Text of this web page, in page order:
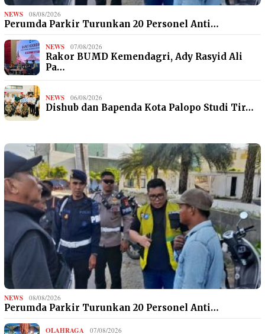
NEWS 08/08/2026
Perumda Parkir Turunkan 20 Personel Anti…
NEWS 07/08/2026
Rakor BUMD Kemendagri, Ady Rasyid Ali
Pa…
NEWS 06/08/2026
Dishub dan Bapenda Kota Palopo Studi Tir…
NEWS 08/08/2026
Perumda Parkir Turunkan 20 Personel Anti…
OLAHRAGA 07/08/2026